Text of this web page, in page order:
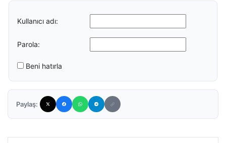
Kullanıcı adı:
Parola:
Beni hatırla
Paylaş: